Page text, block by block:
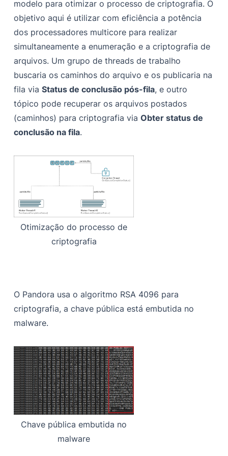
modelo para otimizar o processo de criptografia. O
objetivo aqui é utilizar com eficiência a potência
dos processadores multicore para realizar
simultaneamente a enumeração e a criptografia de
arquivos. Um grupo de threads de trabalho
buscaria os caminhos do arquivo e os publicaria na
fila viaStatus de conclusão pós-fila, e outro
tópico pode recuperar os arquivos postados
(caminhos) para criptografia viaObter status de
conclusão na fila.
Otimização do processo de
criptografia
O Pandora usa o algoritmo RSA 4096 para
criptografia, a chave pública está embutida no
malware.
Chave pública embutida no
malware